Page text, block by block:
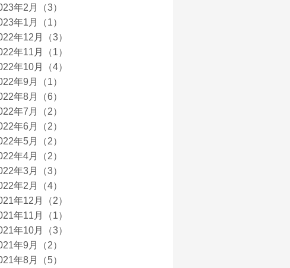
年2月（3）
年1月（1）
年12月（3）
年11月（1）
年10月（4）
年9月（1）
年8月（6）
年7月（2）
年6月（2）
年5月（2）
年4月（2）
年3月（3）
年2月（4）
年12月（2）
年11月（1）
年10月（3）
年9月（2）
年8月（5）